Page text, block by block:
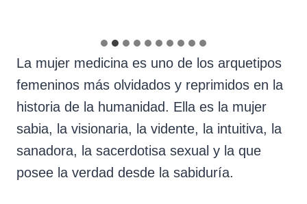
La mujer medicina es uno de los arquetipos
femeninos más olvidados y reprimidos en la
historia de la humanidad. Ella es la mujer
sabia, la visionaria, la vidente, la intuitiva, la
sanadora, la sacerdotisa sexual y la que
posee la verdad desde la sabiduría.